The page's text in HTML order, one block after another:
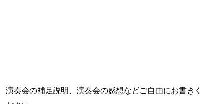
演奏会の補足説明、演奏会の感想などご自由にお書きく